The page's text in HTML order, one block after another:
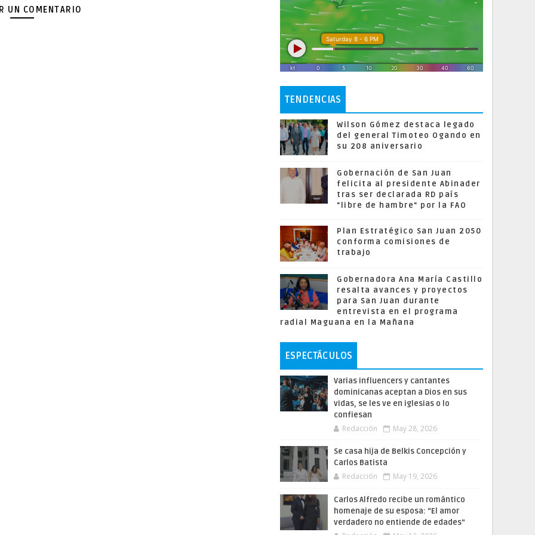
UN COMENTARIO
TENDENCIAS
Wilson Gómez destaca legado
del general Timoteo Ogando en
su 208 aniversario
Gobernación de San Juan
felicita al presidente Abinader
tras ser declarada RD país
"libre de hambre" por la FAO
Plan Estratégico San Juan 2050
conforma comisiones de
trabajo
Gobernadora Ana María Castillo
resalta avances y proyectos
para San Juan durante
entrevista en el programa
radial Maguana en la Mañana
ESPECTÁCULOS
Varias influencers y cantantes
dominicanas aceptan a Dios en sus
vidas, se les ve en iglesias o lo
confiesan
Redacción May 28, 2026
Se casa hija de Belkis Concepción y
Carlos Batista
Redacción May 19, 2026
Carlos Alfredo recibe un romántico
homenaje de su esposa: “El amor
verdadero no entiende de edades”